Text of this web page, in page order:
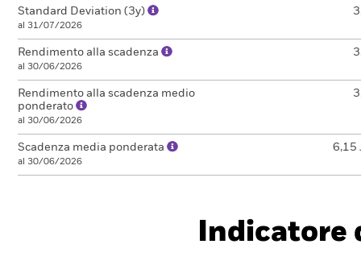
Standard Deviation (3y)
al 31/07/2026
Rendimento alla scadenza
al 30/06/2026
Rendimento alla scadenza medio
ponderato
al 30/06/2026
Scadenza media ponderata
al 30/06/2026
6,15
Indicatore